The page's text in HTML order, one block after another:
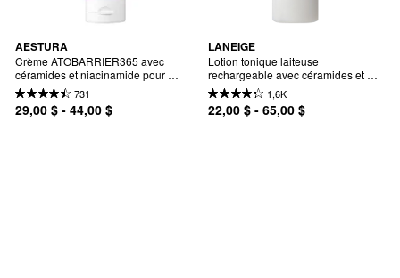
AESTURA
Crème ATOBARRIER365 avec
céramides et niacinamide pour
réparer la barrière d’hydratation
cutanée
731
29,00 $ - 44,00 $
LANEIGE
Lotion tonique laiteuse
rechargeable avec céramides et
peptides Cream Skin
1,6K
22,00 $ - 65,00 $